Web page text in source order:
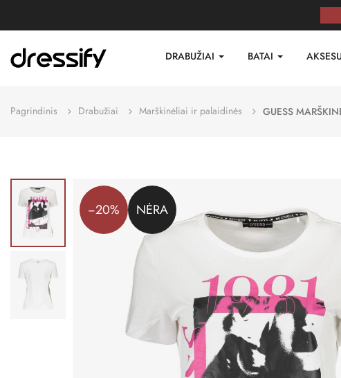
DRABUŽIAI BATAI
Pagrindinis Drabužiai Marškinėliai ir palaidinės GUESS
−20% NĖRA